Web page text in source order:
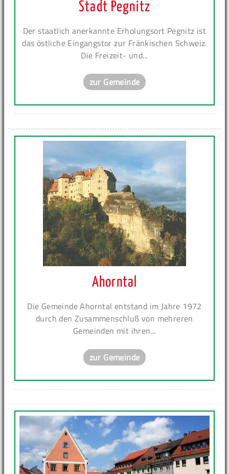
Stadt Pegnitz
Der staatlich anerkannte Erholungsort Pegnitz ist
das östliche Eingangstor zur Fränkischen Schweiz.
Die Freizeit- und...
zur Gemeinde
Ahorntal
Die Gemeinde Ahorntal entstand im Jahre 1972
durch den Zusammenschluß von mehreren
Gemeinden mit ihren...
zur Gemeinde